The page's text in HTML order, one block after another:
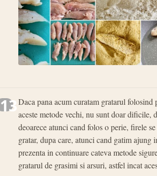
13Daca pana acum curatam gratarul folosind
aceste metode vechi, nu sunt doar dificile,
deoarece atunci cand folos o perie, firele
gratar, dupa care, atunci cand gatim ajung
prezenta in continuare cateva metode
gratarul de grasimi si arsuri, astfel incat